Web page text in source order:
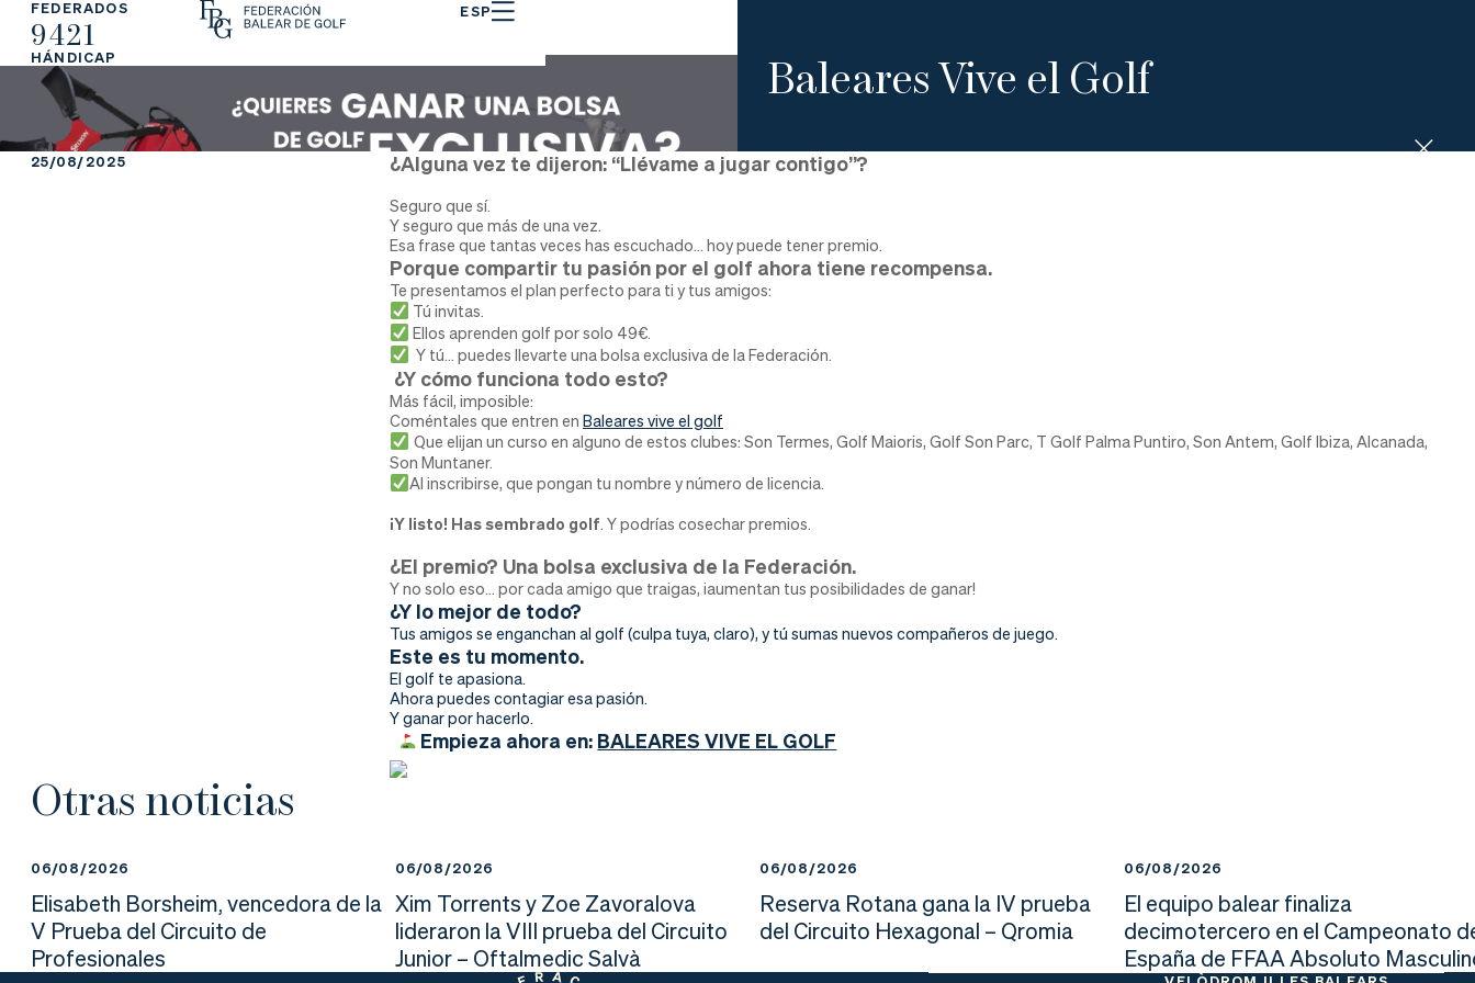
FEDERADOS
9421
HÁNDICAP
ESP
La
Fe
de
Fe
de
ra
Ju
ga
r
Baleares Vive el Golf
25/08/2025 ¿Alguna vez te dijeron: “Llévame a jugar contigo”?
Seguro que sí.
Y seguro que más de una vez.
Esa frase que tantas veces has escuchado… hoy puede tener premio.
Porque compartir tu pasión por el golf ahora tiene recompensa.
Te presentamos el plan perfecto para ti y tus amigos:
Tú invitas.
Ellos aprenden golf por solo 49€.
Y tú… puedes llevarte una bolsa exclusiva de la Federación.
¿Y cómo funciona todo esto?
Más fácil, imposible:
Coméntales que entren en Baleares vive el golf
Que elijan un curso en alguno de estos clubes: Son Termes, Golf Maioris, Golf Son Parc, T Golf Palma Puntiro, Son Antem, Golf Ibiza, Alcanada,
Son Muntaner.
Al inscribirse, que pongan tu nombre y número de licencia.
¡Y listo! Has sembrado golf. Y podrías cosechar premios.
¿El premio? Una bolsa exclusiva de la Federación.
Y no solo eso… por cada amigo que traigas, ¡aumentan tus posibilidades de ganar!
¿Y lo mejor de todo?
Tus amigos se enganchan al golf (culpa tuya, claro), y tú sumas nuevos compañeros de juego.
Este es tu momento.
El golf te apasiona.
Ahora puedes contagiar esa pasión.
Y ganar por hacerlo.
Empieza ahora en: BALEARES VIVE EL GOLF
Otras noticias
06/08/2026
Elisabeth Borsheim, vencedora de la
V Prueba del Circuito de
Profesionales
06/08/2026
Xim Torrents y Zoe Zavoralova
lideraron la VIII prueba del Circuito
Junior – Oftalmedic Salvà
06/08/2026
Reserva Rotana gana la IV prueba
del Circuito Hexagonal – Qromia
06/08/2026
El equipo balear finaliza
decimotercero en el Campeonato
España de FFAA Absoluto